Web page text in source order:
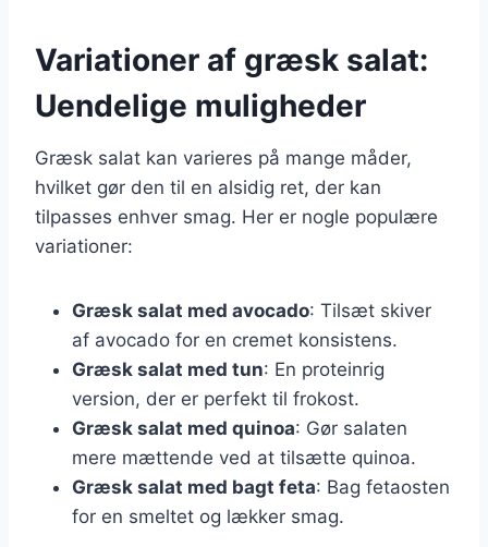
Variationer af græsk salat:
Uendelige muligheder
Græsk salat kan varieres på mange måder,
hvilket gør den til en alsidig ret, der kan
tilpasses enhver smag. Her er nogle populære
variationer:
Græsk salat med avocado: Tilsæt skiver
af avocado for en cremet konsistens.
Græsk salat med tun: En proteinrig
version, der er perfekt til frokost.
Græsk salat med quinoa: Gør salaten
mere mættende ved at tilsætte quinoa.
Græsk salat med bagt feta: Bag fetaosten
for en smeltet og lækker smag.